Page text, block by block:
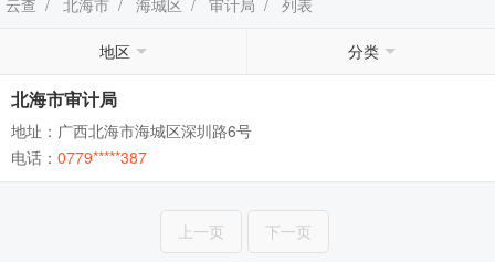
云查 / 北海市 / 海城区 / 审计局 / 列表
地区 分类
北海市审计局
地址：广西北海市海城区深圳路6号
电话： 0779*****387
上一页 下一页